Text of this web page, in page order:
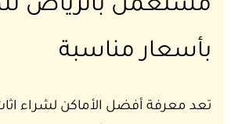
مستعمل بالرياض
بأسعار مناسبة
تعد معرفة أفضل الأماكن لشراء